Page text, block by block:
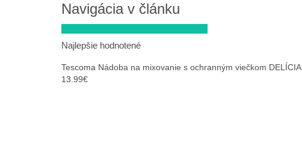
Navigácia v článku
Najlepšie hodnotené
Tescoma Nádoba na mixovanie s ochranným viečkom DELÍCIA
13.99€